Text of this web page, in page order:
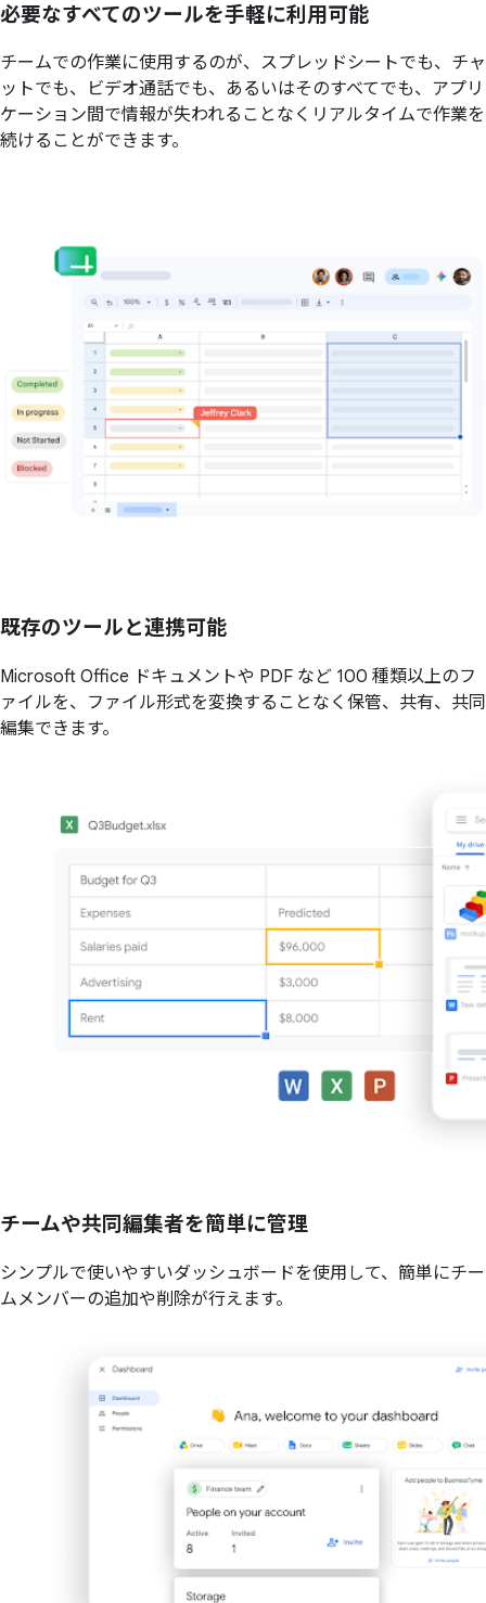
必要なすべてのツールを手軽に利用可能
チームでの作業に使用するのが、スプレッドシートでも、チャ
ットでも、ビデオ通話でも、あるいはそのすべてでも、アプリ
ケーション間で情報が失われることなくリアルタイムで作業を
続けることができます。
既存のツールと連携可能
Microsoft Office ドキュメントや PDF など 100 種類以上のフ
ァイルを、ファイル形式を変換することなく保管、共有、共同
編集できます。
チームや共同編集者を簡単に管理
シンプルで使いやすいダッシュボードを使用して、簡単にチー
ムメンバーの追加や削除が行えます。